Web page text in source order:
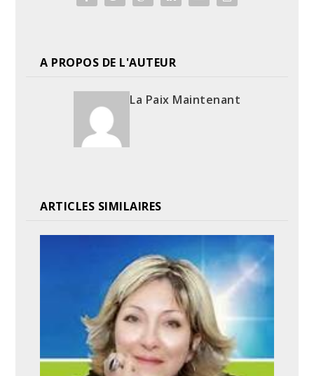
A PROPOS DE L'AUTEUR
La Paix Maintenant
ARTICLES SIMILAIRES